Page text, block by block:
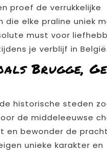
proef de verrukkelijke
elke praline uniek
must voor
je verblijf in België.
Brugge,
historische steden
de middeleeuwse
en bewonder de
unieke karakter en